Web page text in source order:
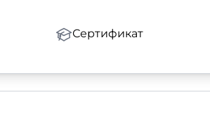
Сертификат